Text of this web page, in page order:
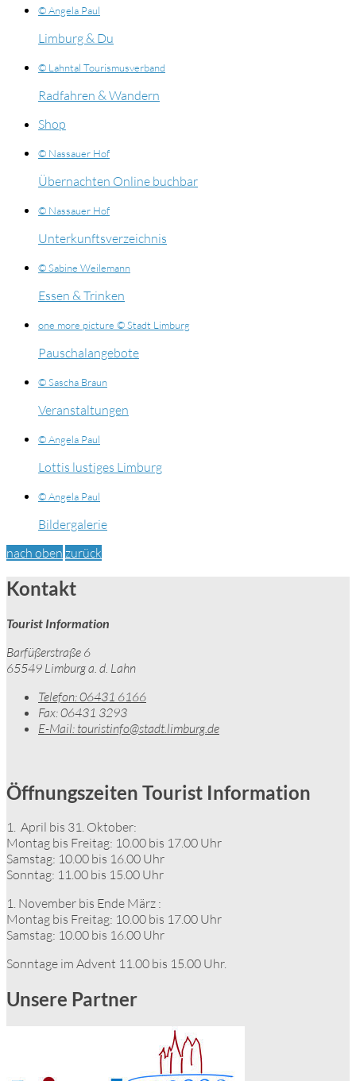
© Angela Paul
Limburg & Du
© Lahntal Tourismusverband
Radfahren & Wandern
Shop
© Nassauer Hof
Übernachten Online buchbar
© Nassauer Hof
Unterkunftsverzeichnis
© Sabine Weilemann
Essen & Trinken
one more picture © Stadt Limburg
Pauschalangebote
© Sascha Braun
Veranstaltungen
© Angela Paul
Lottis lustiges Limburg
© Angela Paul
Bildergalerie
nach oben zurück
Kontakt
Tourist Information
Barfüßerstraße 6
65549 Limburg a. d. Lahn
Telefon:06431 6166
Fax:06431 3293
E-Mail: touristinfo@stadt.limburg.de
Öffnungszeiten Tourist Information
1. April bis 31. Oktober:
Montag bis Freitag: 10.00 bis 17.00 Uhr
Samstag: 10.00 bis 16.00 Uhr
Sonntag: 11.00 bis 15.00 Uhr
1. November bis Ende März :
Montag bis Freitag: 10.00 bis 17.00 Uhr
Samstag: 10.00 bis 16.00 Uhr
Sonntage im Advent 11.00 bis 15.00 Uhr.
Unsere Partner